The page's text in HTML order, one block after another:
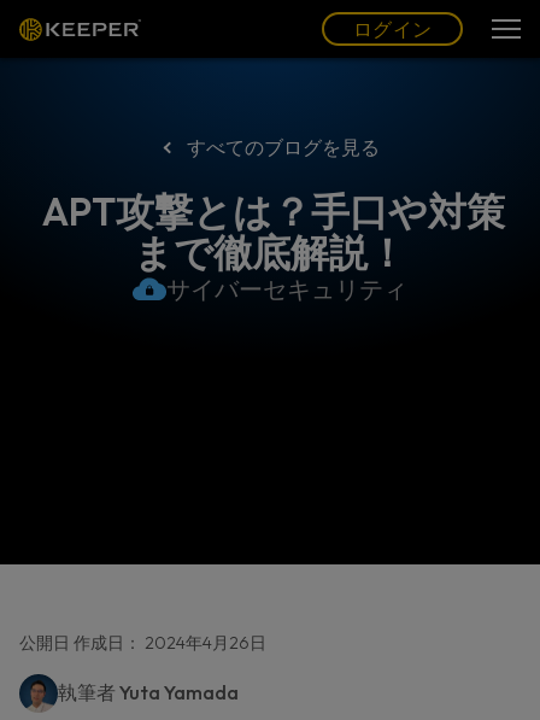
グ (JP)
ログイン
すべてのブログを見る
APT攻撃とは？手口や対策
まで徹底解説！
サイバーセキュリティ
公開日 作成日： 2024年4月26日
執筆者 Yuta Yamada